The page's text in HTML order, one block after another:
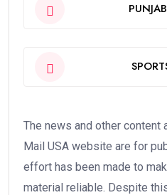
PUNJAB
The news and other content
Mail USA website are for
effort has been made to
material reliable. Despite